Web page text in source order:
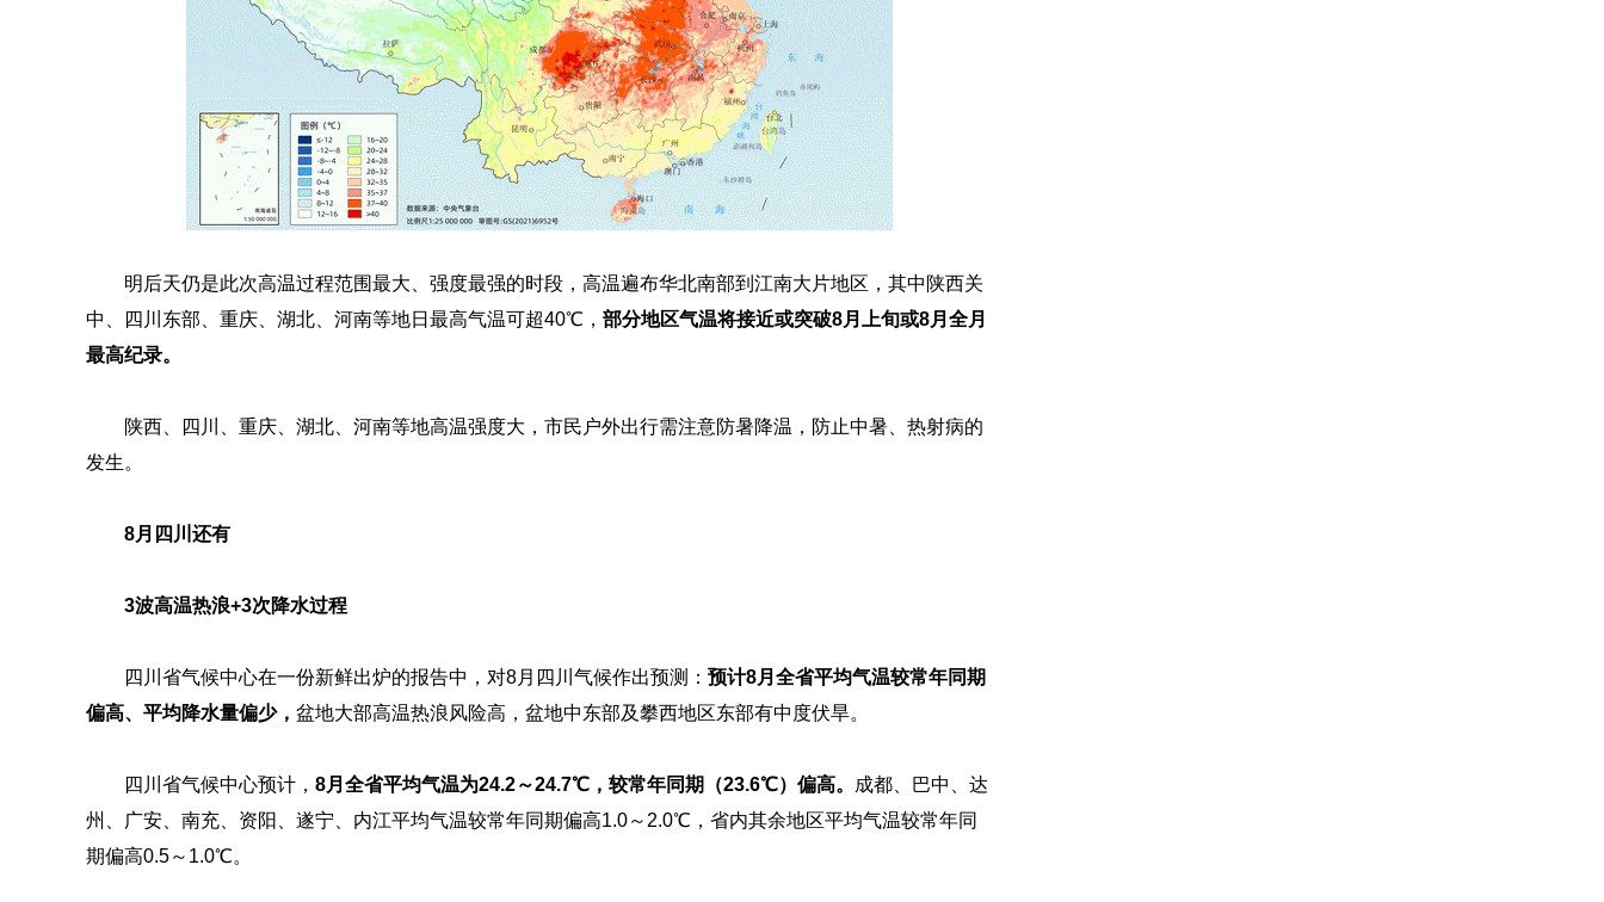
明后天仍是此次高温过程范围最大、强度最强的时段，高温遍布华北南部到江南大片地区，其中陕西关
中、四川东部、重庆、湖北、河南等地日最高气温可超40℃， 部分地区气温将接近或突破8月上旬或8月全月
最高纪录。
陕西、四川、重庆、湖北、河南等地高温强度大，市民户外出行需注意防暑降温，防止中暑、热射病的
发生。
8月四川还有
3波高温热浪+3次降水过程
四川省气候中心在一份新鲜出炉的报告中，对8月四川气候作出预测： 预计8月全省平均气温较常年同期
偏高、平均降水量偏少， 盆地大部高温热浪风险高，盆地中东部及攀西地区东部有中度伏旱。
四川省气候中心预计， 8月全省平均气温为24.2～24.7℃，较常年同期（23.6℃）偏高。
成都、巴中、达
州、广安、南充、资阳、遂宁、内江平均气温较常年同期偏高1.0～2.0℃，省内其余地区平均气温较常年同
期偏高0.5～1.0℃。